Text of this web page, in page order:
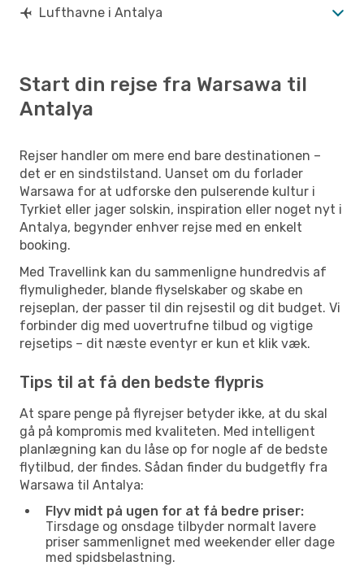
Lufthavne i Antalya
Start din rejse fra Warsawa til
Antalya
Rejser handler om mere end bare destinationen –
det er en sindstilstand. Uanset om du forlader
Warsawa for at udforske den pulserende kultur i
Tyrkiet eller jager solskin, inspiration eller noget nyt i
Antalya, begynder enhver rejse med en enkelt
booking.
Med Travellink kan du sammenligne hundredvis af
flymuligheder, blande flyselskaber og skabe en
rejseplan, der passer til din rejsestil og dit budget. Vi
forbinder dig med uovertrufne tilbud og vigtige
rejsetips – dit næste eventyr er kun et klik væk.
Tips til at få den bedste flypris
At spare penge på flyrejser betyder ikke, at du skal
gå på kompromis med kvaliteten. Med intelligent
planlægning kan du låse op for nogle af de bedste
flytilbud, der findes. Sådan finder du budgetfly fra
Warsawa til Antalya:
Flyv midt på ugen for at få bedre priser:
Tirsdage og onsdage tilbyder normalt lavere
priser sammenlignet med weekender eller dage
med spidsbelastning.